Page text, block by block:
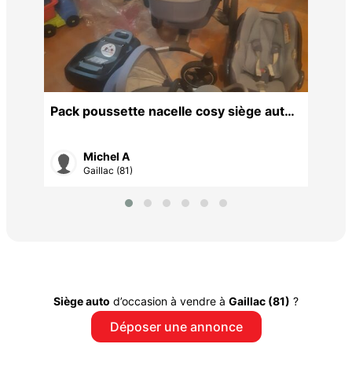
Pack poussette nacelle cosy siège auto
Michel A
Gaillac (81)
Siège auto d’occasion à vendre à Gaillac (81) ?
Déposer une annonce